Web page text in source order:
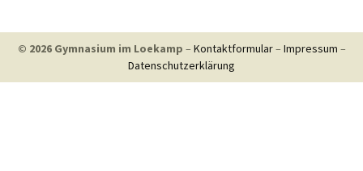
© 2026 Gymnasium im Loekamp – Kontaktformular– Impressum –
Datenschutzerklärung